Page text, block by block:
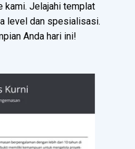
kami. Jelajahi templat
level dan spesialisasi.
Anda hari ini!